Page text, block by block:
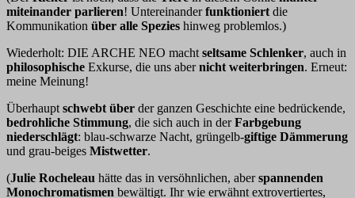
miteinander parlieren! Untereinanderfunktioniert die
Kommunikation über alle Spezies hinweg problemlos.)
Wiederholt: DIE ARCHE NEO macht seltsame Schlenker, auch in
philosophische Exkurse, die uns abernicht weiterbringen. Erneut:
meine Meinung!
Überhaupt schwebt über der ganzen Geschichte eine bedrückende,
bedrohliche Stimmung, die sich auch in derFarbgebung
niederschlägt: blau-schwarze Nacht, grüngelb-giftige Dämmerung
und grau-beiges Mistwetter.
(Julie Rocheleau hätte das in versöhnlichen, aberspannenden
Monochromatismen bewältigt. Ihr wie erwähnt extrovertiertes,